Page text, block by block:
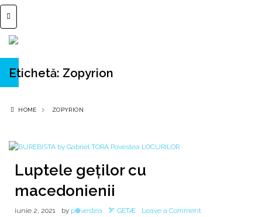
Etichetă: Zopyrion
HOME ZOPYRION
Luptele geților cu
macedonienii
iunie 2, 2021 by p⊕vestea 🏹 GETÆ Leave a Commenton